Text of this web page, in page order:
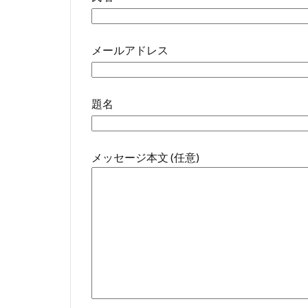
メールアドレス
題名
メッセージ本文 (任意)